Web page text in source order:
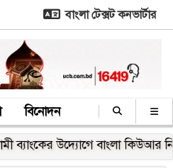
বাংলা টেক্সট কনভার্টার
বিনোদন
উদ্যোগে বাংলা কিউআর নিয়ে